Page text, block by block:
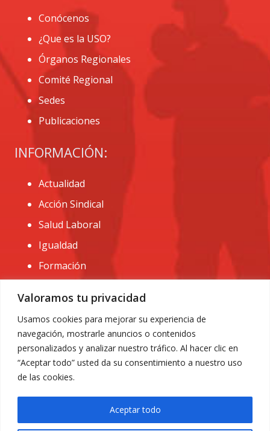
Valoramos tu privacidad
Usamos cookies para mejorar su experiencia de
navegación, mostrarle anuncios o contenidos
personalizados y analizar nuestro tráfico. Al hacer clic en
“Aceptar todo” usted da su consentimiento a nuestro uso
de las cookies.
Aceptar todo
Conócenos
¿Que es la USO?
Órganos Regionales
Comité Regional
Sedes
Publicaciones
INFORMACIÓN:
Actualidad
Acción Sindical
Salud Laboral
Igualdad
Formación
CONTACTO:
administracion@usomurcia.org
968 25 01 20
C/ Huerto de las bombas nº6. 30009 Murcia